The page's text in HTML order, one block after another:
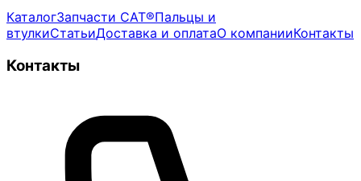
КаталогЗапчасти CAT®Пальцы и
втулкиСтатьиДоставка и оплатаО компанииКонтакты
Контакты